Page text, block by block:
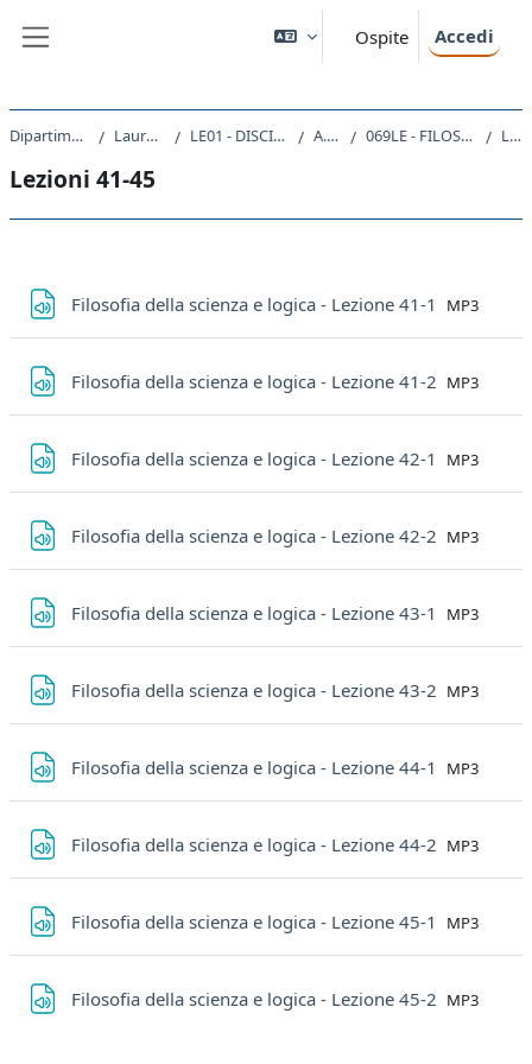
Ospite Accedi
Dipartimento di Studi Umanistici Laurea triennale (DM270) LE01 - DISCIPLINE STORICHE E FILOSOFICHE A.A. 2019 - 2020 069LE - FILOSOFIA DELLA SCIENZA E LOGICA 2019 Lezioni 41-45
Lezioni 41-45
Filosofia della scienza e logica - Lezione 41-1 File
MP3
Filosofia della scienza e logica - Lezione 41-2 File
MP3
Filosofia della scienza e logica - Lezione 42-1 File
MP3
Filosofia della scienza e logica - Lezione 42-2 File
MP3
Filosofia della scienza e logica - Lezione 43-1 File
MP3
Filosofia della scienza e logica - Lezione 43-2 File
MP3
Filosofia della scienza e logica - Lezione 44-1 File
MP3
Filosofia della scienza e logica - Lezione 44-2 File
MP3
Filosofia della scienza e logica - Lezione 45-1 File
MP3
Filosofia della scienza e logica - Lezione 45-2 File
MP3